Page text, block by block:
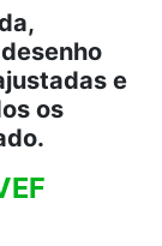
e
os